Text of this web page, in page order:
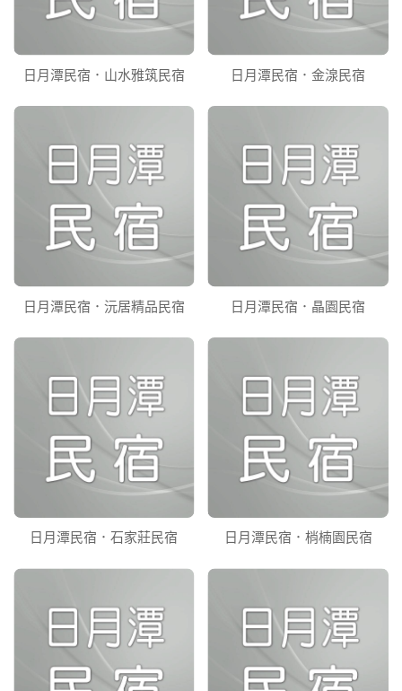
日月潭民宿．山水雅筑民宿 日月潭民宿．金湶民宿
日月潭民宿．沅居精品民宿 日月潭民宿．晶園民宿
日月潭民宿．石家莊民宿 日月潭民宿．梢楠園民宿